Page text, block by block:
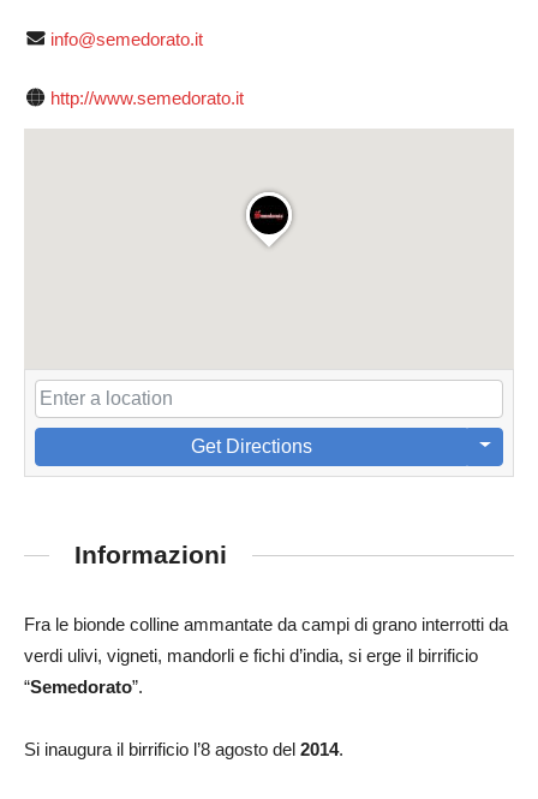
info@semedorato.it
http://www.semedorato.it
Get Directions
Informazioni
Fra le bionde colline ammantate da campi di grano interrotti da
verdi ulivi, vigneti, mandorli e fichi d’india, si erge il birrificio
“Semedorato”.
Si inaugura il birrificio l’8 agosto del 2014.